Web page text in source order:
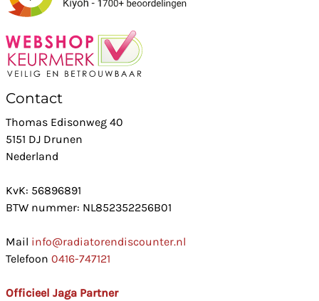
Contact
Thomas Edisonweg 40
5151 DJ Drunen
Nederland
KvK: 56896891
BTW nummer: NL852352256B01
Mail info@radiatorendiscounter.nl
Telefoon 0416-747121
Officieel Jaga Partner